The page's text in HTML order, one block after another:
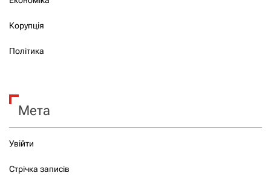
Корупція
Політика
Мета
Увійти
Стрічка записів